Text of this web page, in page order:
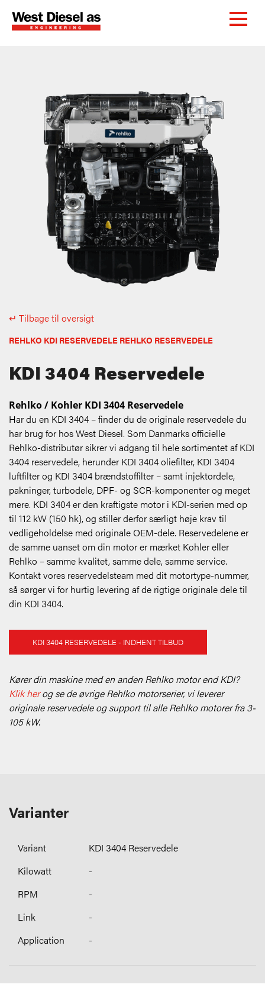
↵ Tilbage til oversigt
REHLKO KDI RESERVEDELE REHLKO RESERVEDELE
KDI 3404 Reservedele
Rehlko / Kohler KDI 3404 Reservedele
Har du en KDI 3404 – finder du de originale reservedele du
har brug for hos West Diesel. Som Danmarks officielle
Rehlko-distributør sikrer vi adgang til hele sortimentet af KDI
3404 reservedele, herunder KDI 3404 oliefilter, KDI 3404
luftfilter og KDI 3404 brændstoffilter – samt injektordele,
pakninger, turbodele, DPF- og SCR-komponenter og meget
mere. KDI 3404 er den kraftigste motor i KDI-serien med op
til 112 kW (150 hk), og stiller derfor særligt høje krav til
vedligeholdelse med originale OEM-dele. Reservedelene er
de samme uanset om din motor er mærket Kohler eller
Rehlko – samme kvalitet, samme dele, samme service.
Kontakt vores reservedelsteam med dit motortype-nummer,
så sørger vi for hurtig levering af de rigtige originale dele til
din KDI 3404.
KDI 3404 RESERVEDELE - INDHENT TILBUD
Kører din maskine med en anden Rehlko motor end KDI?
Klik her og se de øvrige Rehlko motorserier, vi leverer
originale reservedele og support til alle Rehlko motorer fra 3-
105 kW.
Varianter
KDI 3404 Reservedele
-
-
-
-